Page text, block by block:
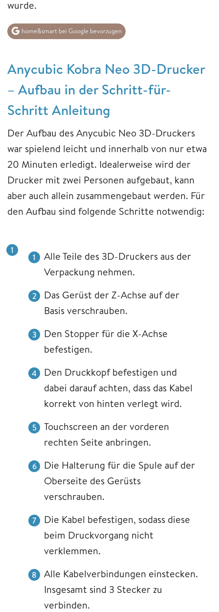
wurde.
home&smart bei Google bevorzugen
Anycubic Kobra Neo 3D-Drucker
– Aufbau in der Schritt-für-
Schritt Anleitung
Der Aufbau des Anycubic Neo 3D-Druckers
war spielend leicht und innerhalb von nur etwa
20 Minuten erledigt. Idealerweise wird der
Drucker mit zwei Personen aufgebaut, kann
aber auch allein zusammengebaut werden. Für
den Aufbau sind folgende Schritte notwendig:
Alle Teile des 3D-Druckers aus der
Verpackung nehmen.
Das Gerüst der Z-Achse auf der
Basis verschrauben.
Den Stopper für die X-Achse
befestigen.
Den Druckkopf befestigen und
dabei darauf achten, dass das Kabel
korrekt von hinten verlegt wird.
Touchscreen an der vorderen
rechten Seite anbringen.
Die Halterung für die Spule auf der
Oberseite des Gerüsts
verschrauben.
Die Kabel befestigen, sodass diese
beim Druckvorgang nicht
verklemmen.
Alle Kabelverbindungen einstecken.
Insgesamt sind 3 Stecker zu
verbinden.